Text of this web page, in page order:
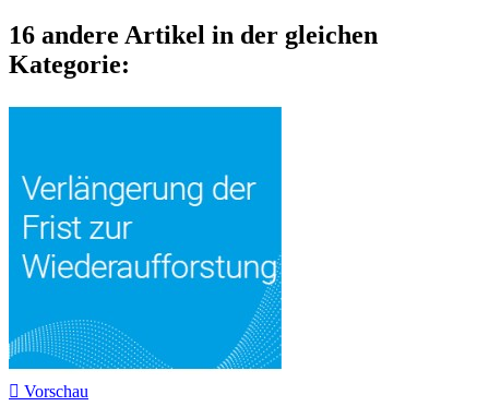
16 andere Artikel in der gleichen
Kategorie:
 Vorschau